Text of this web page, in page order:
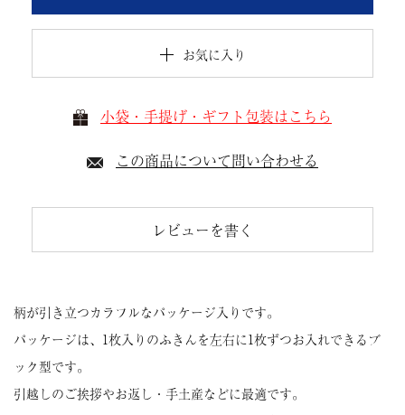
お気に入り
小袋・手提げ・ギフト包装はこちら
この商品について問い合わせる
レビューを書く
柄が引き立つカラフルなパッケージ入りです。
パッケージは、1枚入りのふきんを左右に1枚ずつお入れできるブ
ック型です。
引越しのご挨拶やお返し・手土産などに最適です。